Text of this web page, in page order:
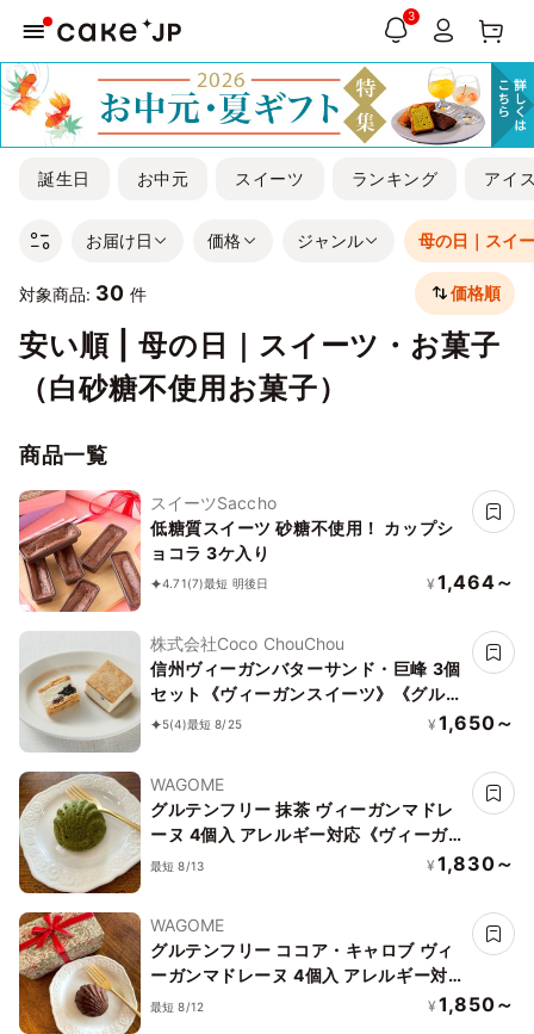
3
誕生日 お中元 スイーツ ランキング アイ
お届け日 価格 ジャンル 母の日｜スイ
対象商品: 30 件 価格順
安い順 | 母の日｜スイーツ・お菓子
（白砂糖不使用お菓子）
商品一覧
スイーツSaccho
低糖質スイーツ 砂糖不使用！ カップシ
ョコラ 3ケ入り
4.71(7)最短 明後日 ¥ 1,464～
株式会社Coco ChouChou
信州ヴィーガンバターサンド・巨峰 3個
セット《ヴィーガンスイーツ》《グルテ
ンフリー》
5(4)最短 8/25 ¥ 1,650～
WAGOME
グルテンフリー 抹茶 ヴィーガンマドレ
ーヌ 4個入 アレルギー対応《ヴィーガ
ンスイーツ》《グルテンフリー》
最短 8/13 ¥ 1,830～
WAGOME
グルテンフリー ココア・キャロブ ヴィ
ーガンマドレーヌ 4個入 アレルギー対
応《ヴィーガンスイーツ》《グルテンフ
最短 8/12 ¥ 1,850～